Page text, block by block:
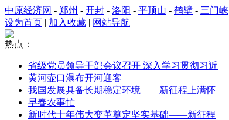
中原经济网 - 郑州 - 开封 - 洛阳 - 平顶山 - 鹤壁 - 三门峡
设为首页 | 加入收藏 | 网站导航
热点：
省级党员领导干部会议召开 深入学习贯彻习近
黄河壶口瀑布开河迎客
我国发展具备长期稳定环境——新征程上满怀
早春农事忙
新时代十年伟大变革奠定坚实基础——新征程